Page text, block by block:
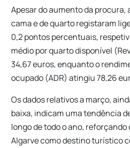
Apesar do aumento da procura,
cama e de quarto registaram
0,2 pontos percentuais,
médio por quarto disponível
34,67 euros, enquanto o
ocupado (ADR) atingiu 78,26
Os dados relativos a março,
baixa, indicam uma tendência
longo de todo o ano,
Algarve como destino turístico